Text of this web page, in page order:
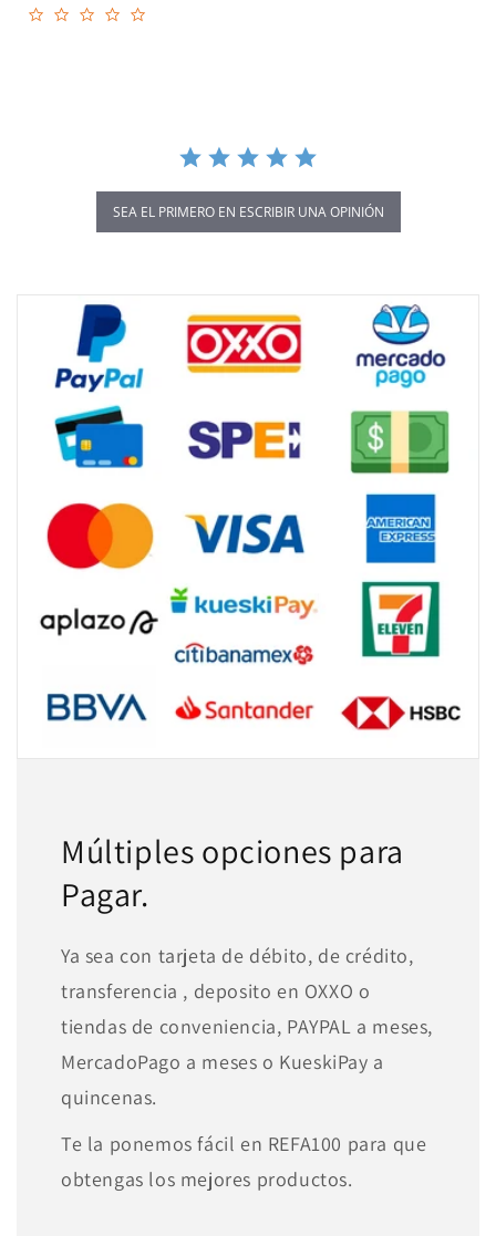
SEA EL PRIMERO EN ESCRIBIR UNA OPINIÓN
Múltiples opciones para
Pagar.
Ya sea con tarjeta de débito, de crédito,
transferencia , deposito en OXXO o
tiendas de conveniencia, PAYPAL a meses,
MercadoPago a meses o KueskiPay a
quincenas.
Te la ponemos fácil en REFA100 para que
obtengas los mejores productos.